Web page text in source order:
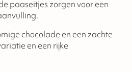
paaseitjes zorgen voor een
chocolade en een zachte
en een rijke